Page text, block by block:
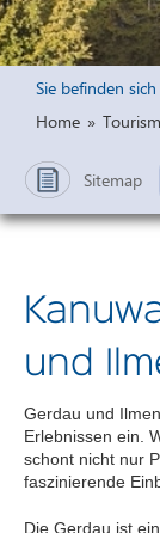
Sie befinden
Home »
Sitemap
und
Gerdau und
Erlebnissen ein.
schont nicht nur
faszinierende
Die Gerdau ist